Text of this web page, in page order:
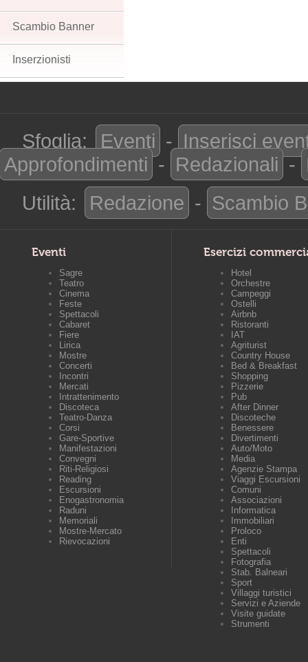
Scambio Banner
Inserzionisti
Sfoglia: Eventi - Inserisci
Approfondimenti - Redazionali -
Utilità:
Redazione - Scambio
Eventi
Sagre
Teatro
Cinema
Feste
Spettacoli
Cabaret
Fiere
Lirica
Mostre
Concerti
Incontri
Mercati
Intrattenimento
Discoteca
Teatro-Danza
Corsi
Gare-Sportive
Manifestazioni
Convegni
Riti-Religiosi
Reading
Escursioni
Enogastronomia
Raduni
Memoriali
Mostre-Mercato
Rievocazioni
Esercizi
Hotel
Orchestre
Campeggi
Ostelli
Airbnb
Ristoranti
IAT
Agriturist
Country House
Bed & Breakfast
Shopping
Pizzerie
Pub
After Dinner
Discoteche
Benessere
Divertimenti
Auto/Moto
Media
Agenzie Stampa
Viaggi Escursioni
Comuni
Associazioni
Informatica
Immobiliari
Proloco
Enti
Spettacoli
Fotografia
Stab. Balneari
Sport
Villaggi turistici
Servizi e Aziende
Visite guidate
Strumenti